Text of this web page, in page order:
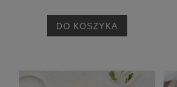
DO KOSZYKA